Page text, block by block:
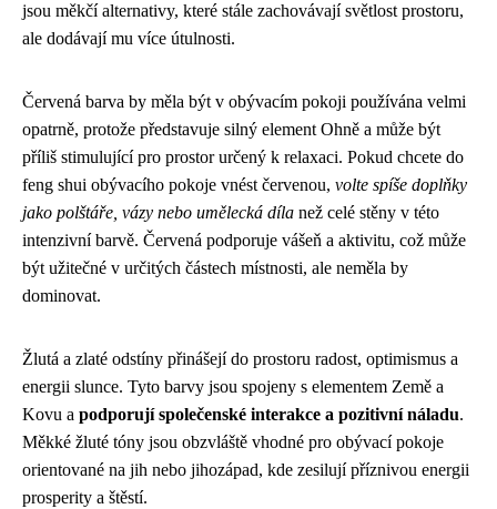
jsou měkčí alternativy, které stále zachovávají světlost prostoru,
ale dodávají mu více útulnosti.
Červená barva by měla být v obývacím pokoji používána velmi
opatrně, protože představuje silný element Ohně a může být
příliš stimulující pro prostor určený k relaxaci. Pokud chcete do
feng shui obývacího pokoje vnést červenou, volte spíše doplňky
jako polštáře, vázy nebo umělecká díla než celé stěny v této
intenzivní barvě. Červená podporuje vášeň a aktivitu, což může
být užitečné v určitých částech místnosti, ale neměla by
dominovat.
Žlutá a zlaté odstíny přinášejí do prostoru radost, optimismus a
energii slunce. Tyto barvy jsou spojeny s elementem Země a
Kovu a podporují společenské interakce a pozitivní náladu.
Měkké žluté tóny jsou obzvláště vhodné pro obývací pokoje
orientované na jih nebo jihozápad, kde zesilují příznivou energii
prosperity a štěstí.